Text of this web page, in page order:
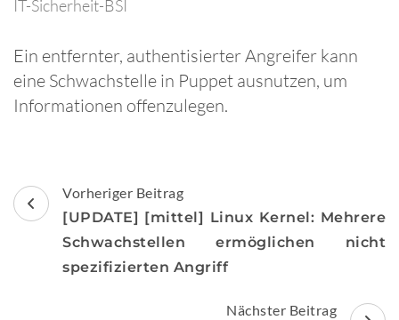
IT-Sicherheit-BSI
Ein entfernter, authentisierter Angreifer kann
eine Schwachstelle in Puppet ausnutzen, um
Informationen offenzulegen.
Beitragsnavigation
Vorheriger Beitrag
[UPDATE] [mittel] Linux Kernel: Mehrere
Schwachstellen ermöglichen nicht
spezifizierten Angriff
Nächster Beitrag